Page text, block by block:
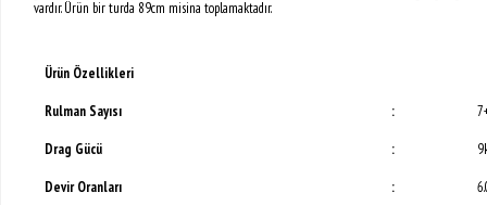
vardır. Ürün bir turda 89cm misina toplamaktadır.
Ürün Özellikleri
Rulman Sayısı :
Drag Gücü :
Devir Oranları :